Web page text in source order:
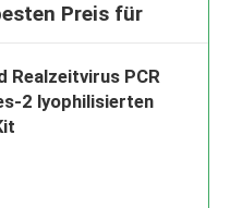
Preis für
Realzeitvirus PCR
2 lyophilisierten